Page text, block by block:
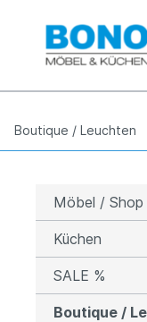
Boutique / Leuchten
Möbel / Shop
Küchen
SALE %
Boutique /